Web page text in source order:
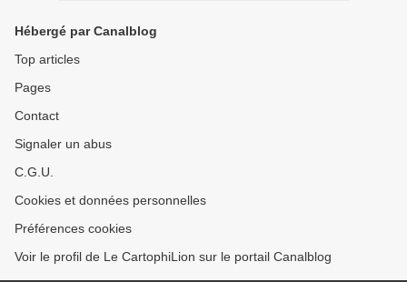
Hébergé par Canalblog
Top articles
Pages
Contact
Signaler un abus
C.G.U.
Cookies et données personnelles
Préférences cookies
Voir le profil de Le CartophiLion sur le portail Canalblog